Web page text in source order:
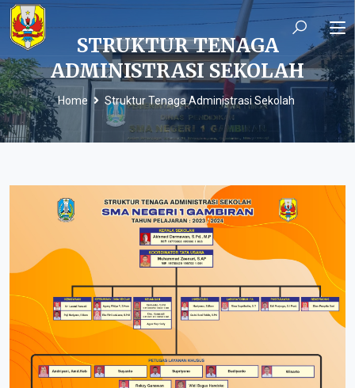
STRUKTUR TENAGA
ADMINISTRASI SEKOLAH
Home Struktur Tenaga Administrasi Sekolah